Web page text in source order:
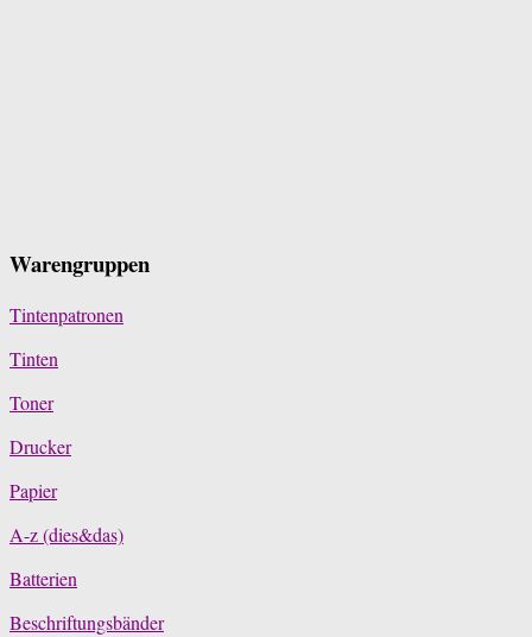
Warengruppen
Tintenpatronen
Tinten
Toner
Drucker
Papier
A-z (dies&das)
Batterien
Beschriftungsbänder